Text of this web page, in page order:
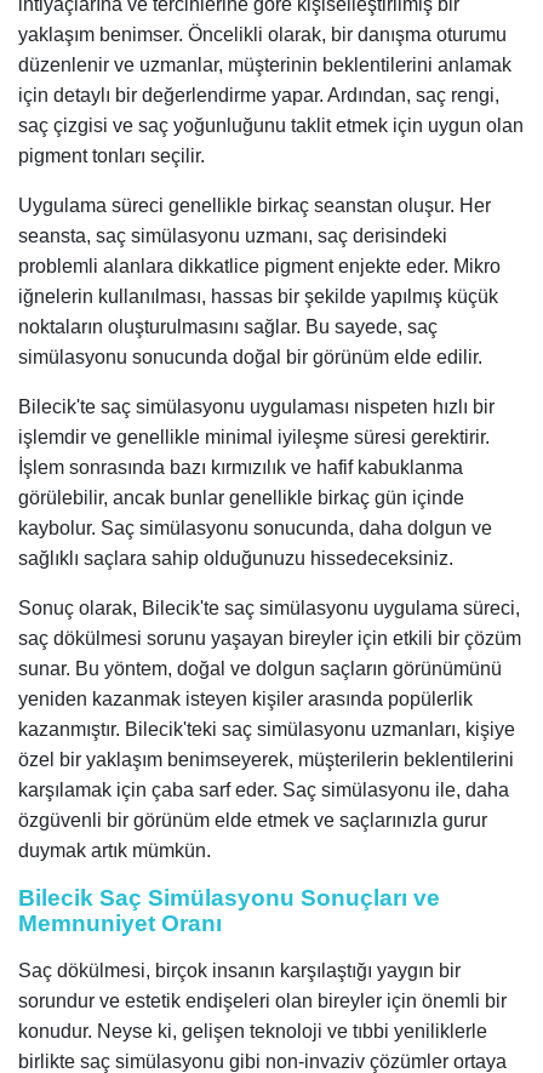
yaklaşım benimser. Öncelikli olarak, bir danışma oturumu
düzenlenir ve uzmanlar, müşterinin beklentilerini anlamak
için detaylı bir değerlendirme yapar. Ardından, saç rengi,
saç çizgisi ve saç yoğunluğunu taklit etmek için uygun olan
pigment tonları seçilir.
Uygulama süreci genellikle birkaç seanstan oluşur. Her
seansta, saç simülasyonu uzmanı, saç derisindeki
problemli alanlara dikkatlice pigment enjekte eder. Mikro
iğnelerin kullanılması, hassas bir şekilde yapılmış küçük
noktaların oluşturulmasını sağlar. Bu sayede, saç
simülasyonu sonucunda doğal bir görünüm elde edilir.
Bilecik'te saç simülasyonu uygulaması nispeten hızlı bir
işlemdir ve genellikle minimal iyileşme süresi gerektirir.
İşlem sonrasında bazı kırmızılık ve hafif kabuklanma
görülebilir, ancak bunlar genellikle birkaç gün içinde
kaybolur. Saç simülasyonu sonucunda, daha dolgun ve
sağlıklı saçlara sahip olduğunuzu hissedeceksiniz.
Sonuç olarak, Bilecik'te saç simülasyonu uygulama süreci,
saç dökülmesi sorunu yaşayan bireyler için etkili bir çözüm
sunar. Bu yöntem, doğal ve dolgun saçların görünümünü
yeniden kazanmak isteyen kişiler arasında popülerlik
kazanmıştır. Bilecik'teki saç simülasyonu uzmanları, kişiye
özel bir yaklaşım benimseyerek, müşterilerin beklentilerini
karşılamak için çaba sarf eder. Saç simülasyonu ile, daha
özgüvenli bir görünüm elde etmek ve saçlarınızla gurur
duymak artık mümkün.
Bilecik Saç Simülasyonu Sonuçları ve
Memnuniyet Oranı
Saç dökülmesi, birçok insanın karşılaştığı yaygın bir
sorundur ve estetik endişeleri olan bireyler için önemli bir
konudur. Neyse ki, gelişen teknoloji ve tıbbi yeniliklerle
birlikte saç simülasyonu gibi non-invaziv çözümler ortaya